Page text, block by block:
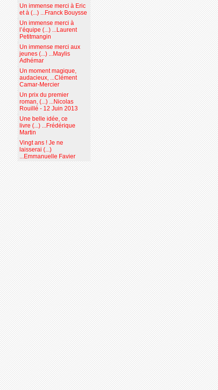
Un immense merci à Eric
et à (...) ...Franck Bouysse
Un immense merci à
l’équipe (...) ...Laurent
Petitmangin
Un immense merci aux
jeunes (...) ...Maylis
Adhémar
Un moment magique,
audacieux, ...Clément
Camar-Mercier
Un prix du premier
roman, (...) ...Nicolas
Rouillé - 12 Juin 2013
Une belle idée, ce
livre (...) ...Frédérique
Martin
Vingt ans ! Je ne
laisserai (...)
...Emmanuelle Favier